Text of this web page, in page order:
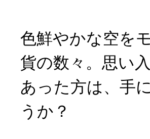
色鮮やかな空を
貨の数々。思い
あった方は、手
うか？